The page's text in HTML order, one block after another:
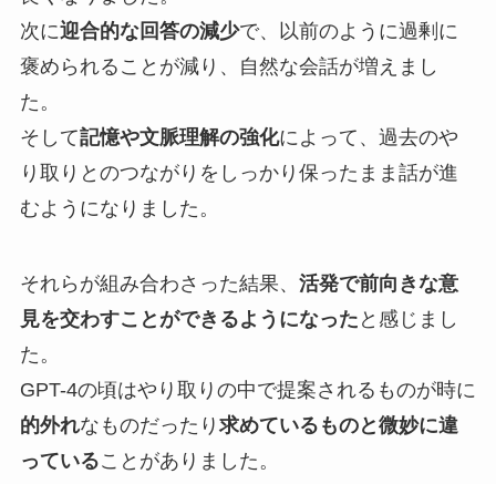
次に迎合的な回答の減少で、以前のように過剰に
褒められることが減り、自然な会話が増えまし
た。
そして記憶や文脈理解の強化によって、過去のや
り取りとのつながりをしっかり保ったまま話が進
むようになりました。
それらが組み合わさった結果、 活発で前向きな意
見を交わすことができるようになった と感じまし
た。
GPT-4の頃はやり取りの中で提案されるものが時に
的外れなものだったり 求めているものと微妙に違
っていることがありました。